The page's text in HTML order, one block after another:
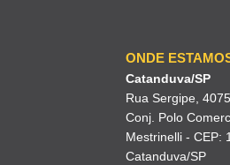
ONDE
Catanduva/SP
Rua Sergipe, 4075
Conj. Polo
Mestrinelli - CEP:
Catanduva/SP